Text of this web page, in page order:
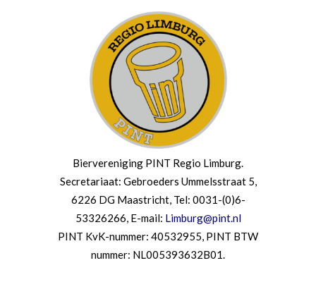
Biervereniging PINT Regio Limburg.
Secretariaat: Gebroeders Ummelsstraat 5,
6226 DG Maastricht, Tel: 0031-(0)6-
53326266, E-mail: Limburg@pint.nl
PINT KvK-nummer: 40532955, PINT BTW
nummer: NL005393632B01.